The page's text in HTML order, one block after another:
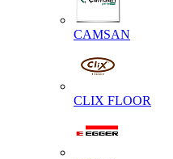
CAMSAN
CLIX FLOOR